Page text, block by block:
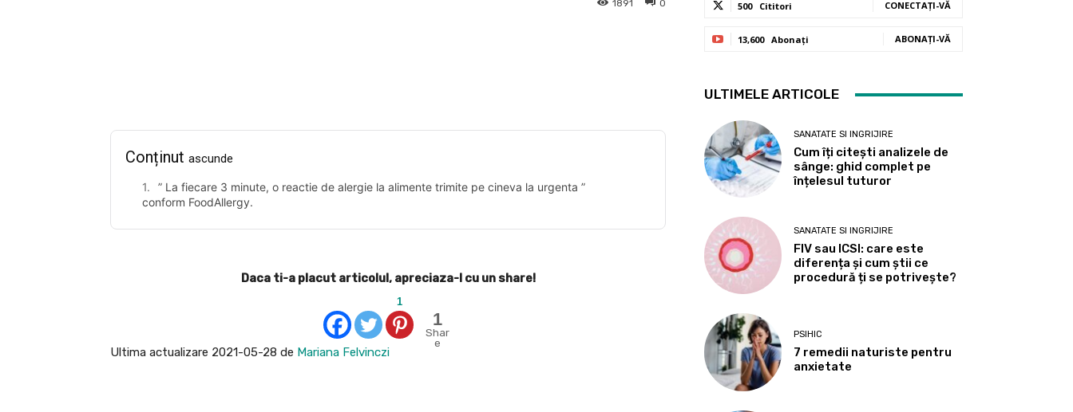
0
1891
Conținut ascunde
” La fiecare 3 minute, o reactie de alergie la alimente trimite pe cineva la urgenta ”
conform FoodAllergy.
Daca ti-a placut articolul, apreciaza-l cu un share!
1
1
Shar
e
Ultima actualizare 2021-05-28 de Mariana Felvinczi
500 Cititori CONECTAȚI-VĂ
13,600 Abonați ABONAȚI-VĂ
ULTIMELE ARTICOLE
SANATATE SI INGRIJIRE
Cum îți citești analizele de
sânge: ghid complet pe
înțelesul tuturor
SANATATE SI INGRIJIRE
FIV sau ICSI: care este
diferența și cum știi ce
procedură ți se potrivește?
PSIHIC
7 remedii naturiste pentru
anxietate